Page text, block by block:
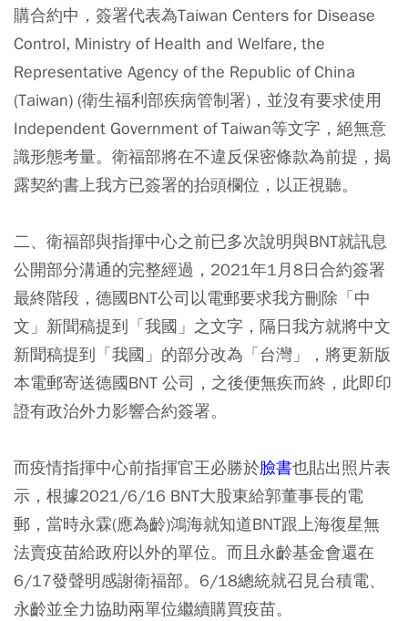
購合約中，簽署代表為Taiwan Centers for Disease
Control, Ministry of Health and Welfare, the
Representative Agency of the Republic of China
(Taiwan) (衛生福利部疾病管制署)，並沒有要求使用
Independent Government of Taiwan等文字，絕無意
識形態考量。衛福部將在不違反保密條款為前提，揭
露契約書上我方已簽署的抬頭欄位，以正視聽。
二、衛福部與指揮中心之前已多次說明與BNT就訊息
公開部分溝通的完整經過，2021年1月8日合約簽署
最終階段，德國BNT公司以電郵要求我方刪除「中
文」新聞稿提到「我國」之文字，隔日我方就將中文
新聞稿提到「我國」的部分改為「台灣」，將更新版
本電郵寄送德國BNT 公司，之後便無疾而終，此即印
證有政治外力影響合約簽署。
而疫情指揮中心前指揮官王必勝於臉書也貼出照片表
示，根據2021/6/16 BNT大股東給郭董事長的電
郵，當時永霖(應為齡)鴻海就知道BNT跟上海復星無
法賣疫苗給政府以外的單位。而且永齡基金會還在
6/17發聲明感謝衛福部。6/18總統就召見台積電、
永齡並全力協助兩單位繼續購買疫苗。